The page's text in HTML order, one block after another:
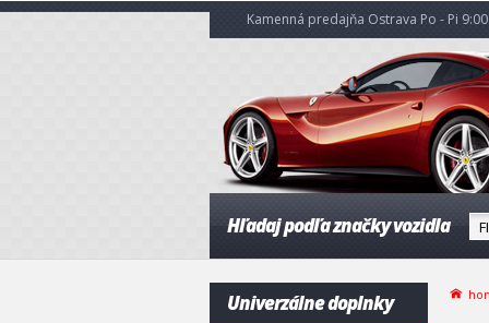
Kamenná predajňa Ostrava Po - Pi
Hľadaj podľa značky vozidla
Univerzálne doplnky